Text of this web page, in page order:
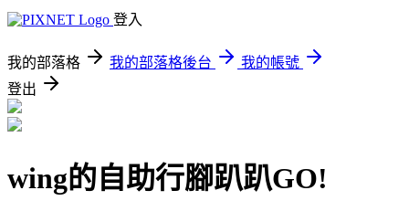
登入
我的部落格 我的部落格後台
我的帳號
登出
wing的自助行腳趴趴GO!